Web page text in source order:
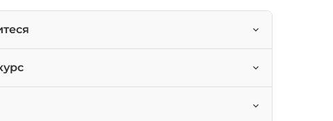
3D-моделі персонажів у ZBrush.
та створювати низькополігональні ігрові
які бажають освоїти пайплайн